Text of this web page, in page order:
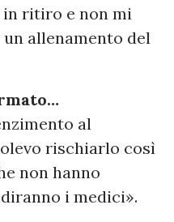
ritiro e non mi
allenamento del
al
rischiarlo così
non hanno
i medici».